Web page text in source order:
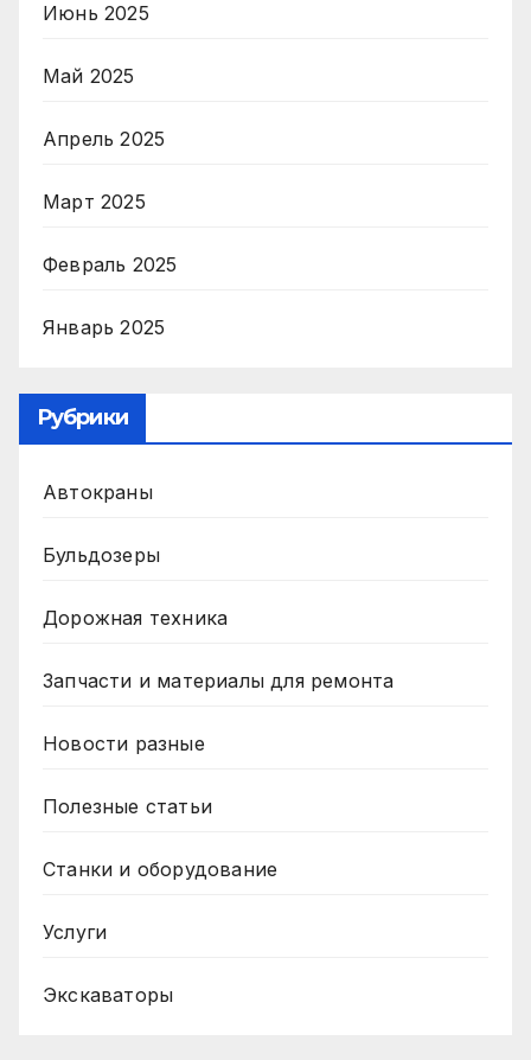
Июнь 2025
Май 2025
Апрель 2025
Март 2025
Февраль 2025
Январь 2025
Рубрики
Автокраны
Бульдозеры
Дорожная техника
Запчасти и материалы для ремонта
Новости разные
Полезные статьи
Станки и оборудование
Услуги
Экскаваторы